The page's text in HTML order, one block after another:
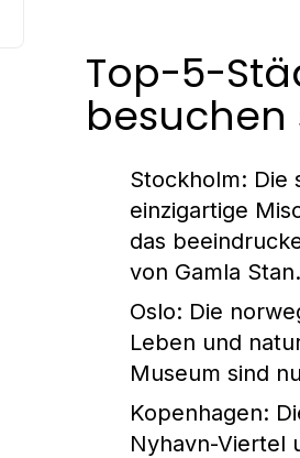
Top-5-
besuchen
Stockholm: Die
einzigartige
das
von Gamla Stan.
Oslo: Die
Leben und
Museum sind
Kopenhagen:
Nyhavn-Viertel